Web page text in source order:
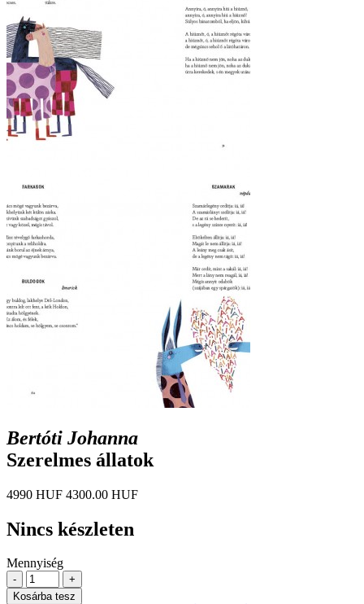
Bertóti Johanna
Szerelmes állatok
4990 HUF 4300.00 HUF
Nincs készleten
Mennyiség
-
+
Kosárba tesz